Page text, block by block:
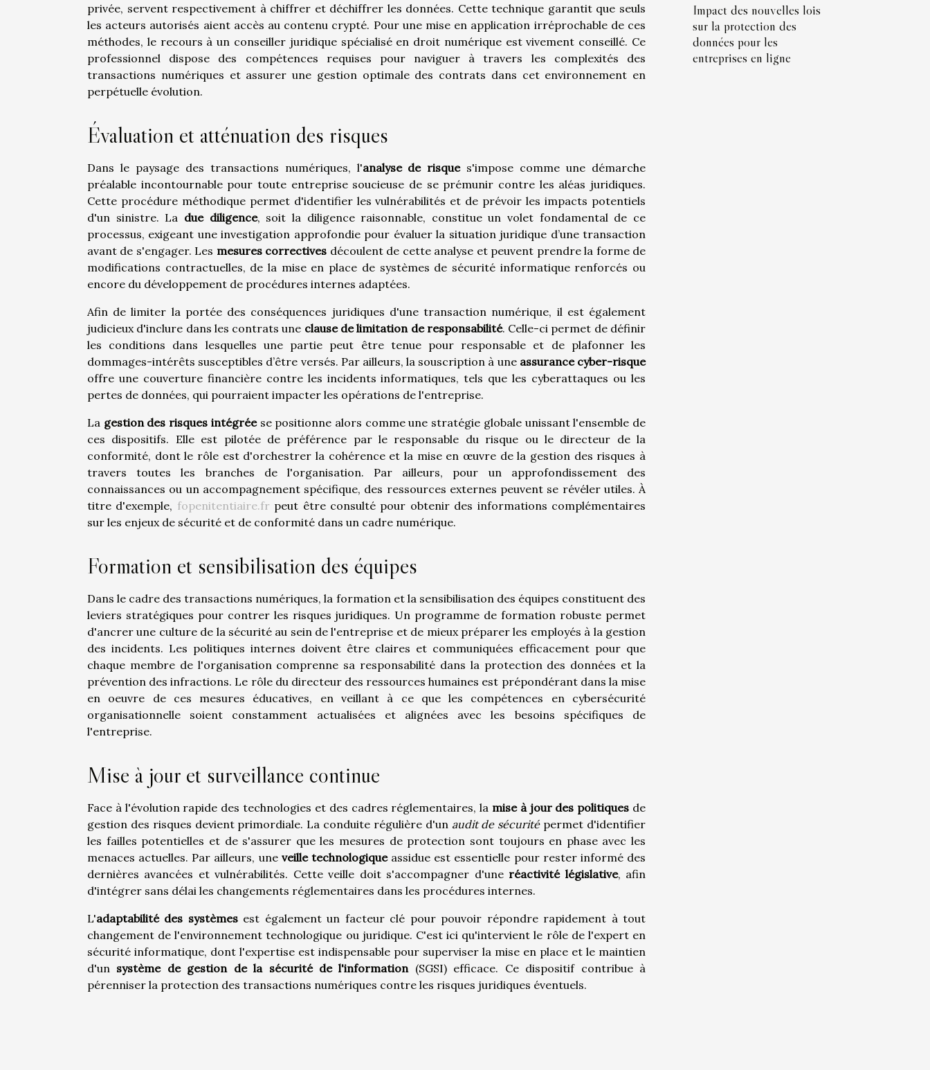
privée, servent respectivement à chiffrer et déchiffrer les données. Cette technique garantit que seuls
les acteurs autorisés aient accès au contenu crypté. Pour une mise en application irréprochable de ces
méthodes, le recours à un conseiller juridique spécialisé en droit numérique est vivement conseillé. Ce
professionnel dispose des compétences requises pour naviguer à travers les complexités des
transactions numériques et assurer une gestion optimale des contrats dans cet environnement en
perpétuelle évolution.
Évaluation et atténuation des risques
Dans le paysage des transactions numériques, l'analyse de risques'impose comme une démarche
préalable incontournable pour toute entreprise soucieuse de se prémunir contre les aléas juridiques.
Cette procédure méthodique permet d'identifier les vulnérabilités et de prévoir les impacts potentiels
d'un sinistre. La due diligence, soit la diligence raisonnable, constitue un volet fondamental de ce
processus, exigeant une investigation approfondie pour évaluer la situation juridique d’une transaction
avant de s'engager. Les mesures correctives découlent de cette analyse et peuvent prendre la forme de
modifications contractuelles, de la mise en place de systèmes de sécurité informatique renforcés ou
encore du développement de procédures internes adaptées.
Afin de limiter la portée des conséquences juridiques d'une transaction numérique, il est également
judicieux d'inclure dans les contrats une clause de limitation de responsabilité. Celle-ci permet de définir
les conditions dans lesquelles une partie peut être tenue pour responsable et de plafonner les
dommages-intérêts susceptibles d’être versés. Par ailleurs, la souscription à une assurance cyber-risque
offre une couverture financière contre les incidents informatiques, tels que les cyberattaques ou les
pertes de données, qui pourraient impacter les opérations de l'entreprise.
La gestion des risques intégréese positionne alors comme une stratégie globale unissant l'ensemble de
ces dispositifs. Elle est pilotée de préférence par le responsable du risque ou le directeur de la
conformité, dont le rôle est d'orchestrer la cohérence et la mise en œuvre de la gestion des risques à
travers toutes les branches de l'organisation. Par ailleurs, pour un approfondissement des
connaissances ou un accompagnement spécifique, des ressources externes peuvent se révéler utiles. À
titre d'exemple, fopenitentiaire.fr peut être consulté pour obtenir des informations complémentaires
sur les enjeux de sécurité et de conformité dans un cadre numérique.
Formation et sensibilisation des équipes
Dans le cadre des transactions numériques, la formation et la sensibilisation des équipes constituent des
leviers stratégiques pour contrer les risques juridiques. Un programme de formation robuste permet
d'ancrer une culture de la sécurité au sein de l'entreprise et de mieux préparer les employés à la gestion
des incidents. Les politiques internes doivent être claires et communiquées efficacement pour que
chaque membre de l'organisation comprenne sa responsabilité dans la protection des données et la
prévention des infractions. Le rôle du directeur des ressources humaines est prépondérant dans la mise
en oeuvre de ces mesures éducatives, en veillant à ce que les compétences en cybersécurité
organisationnelle soient constamment actualisées et alignées avec les besoins spécifiques de
l'entreprise.
Mise à jour et surveillance continue
Face à l'évolution rapide des technologies et des cadres réglementaires, la mise à jour des politiques de
gestion des risques devient primordiale. La conduite régulière d'un audit de sécuritépermet d'identifier
les failles potentielles et de s'assurer que les mesures de protection sont toujours en phase avec les
menaces actuelles. Par ailleurs, une veille technologiqueassidue est essentielle pour rester informé des
dernières avancées et vulnérabilités. Cette veille doit s'accompagner d'une réactivité législative, afin
d'intégrer sans délai les changements réglementaires dans les procédures internes.
L'adaptabilité des systèmesest également un facteur clé pour pouvoir répondre rapidement à tout
changement de l'environnement technologique ou juridique. C'est ici qu'intervient le rôle de l'expert en
sécurité informatique, dont l'expertise est indispensable pour superviser la mise en place et le maintien
d'un système de gestion de la sécurité de l'information(SGSI) efficace. Ce dispositif contribue à
pérenniser la protection des transactions numériques contre les risques juridiques éventuels.
Impact des nouvelles lois
sur la protection des
données pour les
entreprises en ligne